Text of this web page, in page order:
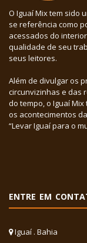
O Iguaí Mix tem sido
se referência como
acessados do
qualidade de seu
seus leitores.
Além de divulgar os
circunvizinhas e das
do tempo, o Iguaí
os acontecimentos
“Levar Iguaí para o
ENTRE EM
Iguaí . Bahia